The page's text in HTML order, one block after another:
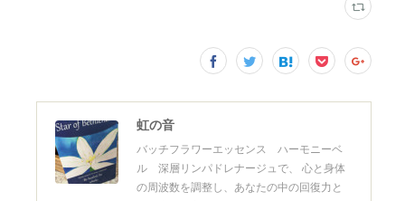
虹の音
バッチフラワーエッセンス ハーモニーベ
ル 深層リンパドレナージュで、 心と身体
の周波数を調整し、あなたの中の回復力と